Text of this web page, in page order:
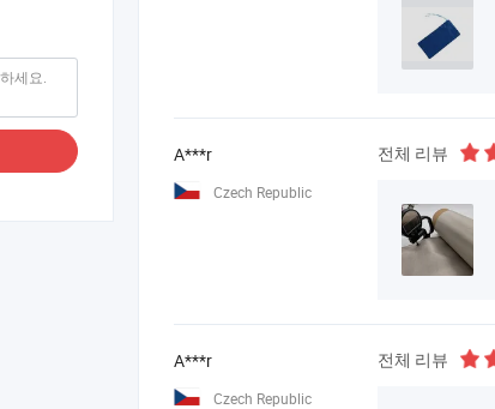
A***r
Czech Republic
전체 리뷰
A***r
Czech Republic
전체 리뷰